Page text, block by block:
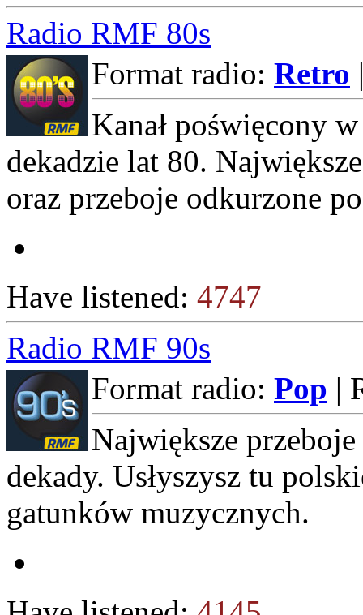
Radio RMF 80s
Format radio: Retro
Kanał poświęcony
dekadzie lat 80.
oraz przeboje odkurzone
Have listened: 4747
Radio RMF 90s
Format radio: Pop |
Największe
dekady. Usłyszysz tu
gatunków muzycznych.